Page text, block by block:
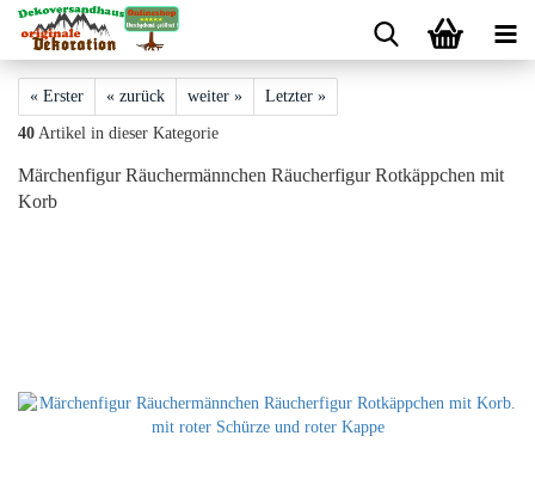
« Erster « zurück weiter » Letzter »
40 Artikel in dieser Kategorie
Märchenfigur Räuchermännchen Räucherfigur Rotkäppchen mit
Korb